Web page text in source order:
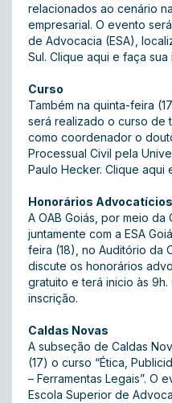
relacionados ao cenário
empresarial. O evento
de Advocacia (ESA),
Sul. Clique aqui e faça sua
Curso
Também na quinta-feira
será realizado o curso de
como coordenador o
Processual Civil pela
Paulo Hecker. Clique aqui
Honorários
A OAB Goiás, por meio da
juntamente com a ESA
feira (18), no Auditório da
discute os honorários
gratuito e terá inicio às
inscrição.
Caldas Novas
A subseção de Caldas
(17) o curso “Ética,
– Ferramentas Legais”. O
Escola Superior de